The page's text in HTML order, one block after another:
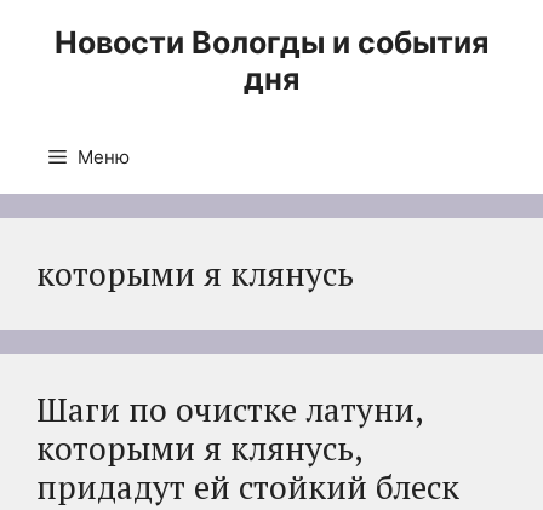
Новости Вологды и события
дня
Меню
которыми я клянусь
Шаги по очистке латуни,
которыми я клянусь,
придадут ей стойкий блеск